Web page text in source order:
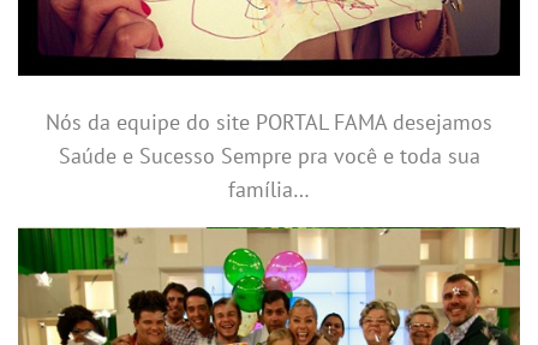
Nós da equipe do site PORTAL FAMA desejamos
Saúde e Sucesso Sempre pra você e toda sua
família…